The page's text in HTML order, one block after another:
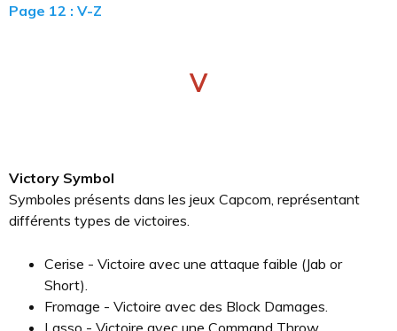
Page 12 : V-Z
V
Victory Symbol
Symboles présents dans les jeux Capcom, représentant
différents types de victoires.
Cerise - Victoire avec une attaque faible (Jab or
Short).
Fromage - Victoire avec des Block Damages.
Lasso - Victoire avec une Command Throw.